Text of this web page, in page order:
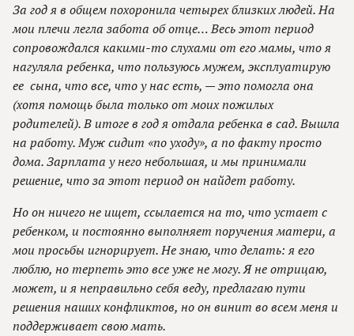
За год я в общем похоронила четырех близких людей. На
мои плечи легла забота об отце… Весь этот период
сопровождался какими-то слухами от его мамы, что я
нагуляла ребенка, что пользуюсь мужем, эксплуатирую
ее сына, что все, что у нас есть, — это помогла она
(хотя помощь была только от моих пожилых
родителей). В итоге в год я отдала ребенка в сад. Вышла
на работу. Муж сидит «по уходу», а по факту просто
дома. Зарплата у него небольшая, и мы принимали
решение, что за этот период он найдет работу.
Но он ничего не ищет, ссылается на то, что устает с
ребенком, и постоянно выполняет поручения матери, а
мои просьбы игнорирует. Не знаю, что делать: я его
люблю, но терпеть это все уже не могу. Я не отрицаю,
может, и я неправильно себя веду, предлагаю пути
решения наших конфликтов, но он винит во всем меня и
поддерживает свою мать.